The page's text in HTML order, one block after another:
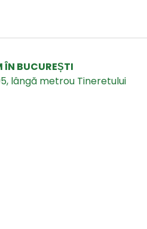
ÎN BUCUREȘTI
lângă metrou Tineretului